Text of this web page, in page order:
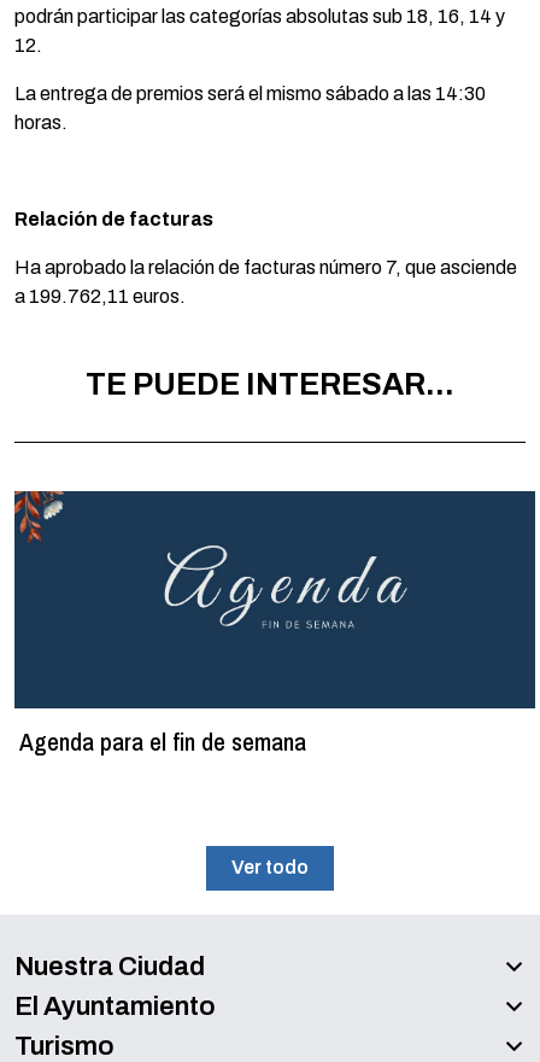
podrán participar las categorías absolutas sub 18, 16, 14 y
12.
La entrega de premios será el mismo sábado a las 14:30
horas.
Relación de facturas
Ha aprobado la relación de facturas número 7, que asciende
a 199.762,11 euros.
TE PUEDE INTERESAR...
Agenda para el fin de semana
Ver todo
Nuestra Ciudad
El Ayuntamiento
Turismo